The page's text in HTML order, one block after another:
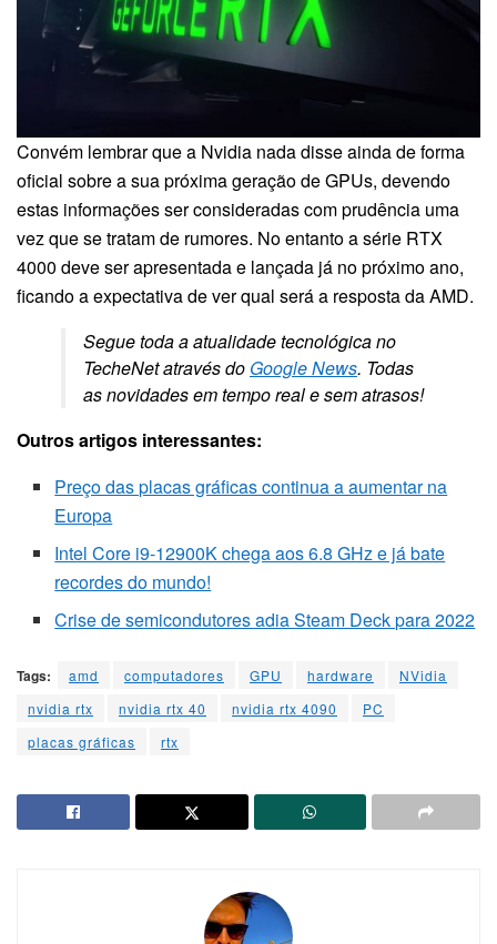
Convém lembrar que a Nvidia nada disse ainda de forma
oficial sobre a sua próxima geração de GPUs, devendo
estas informações ser consideradas com prudência uma
vez que se tratam de rumores. No entanto a série RTX
4000 deve ser apresentada e lançada já no próximo ano,
ficando a expectativa de ver qual será a resposta da AMD.
Segue toda a atualidade tecnológica no
TecheNet através do Google News. Todas
as novidades em tempo real e sem atrasos!
Outros artigos interessantes:
Preço das placas gráficas continua a aumentar na
Europa
Intel Core i9-12900K chega aos 6.8 GHz e já bate
recordes do mundo!
Crise de semicondutores adia Steam Deck para 2022
Tags: amd computadores GPU hardware
NVidia
nvidia rtx
nvidia rtx 40 nvidia rtx 4090
PC
placas gráficas
rtx